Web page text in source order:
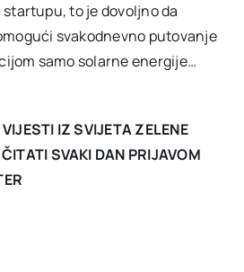
startupu, to je dovoljno da
svakodnevno putovanje
samo solarne energije…
IZ SVIJETA ZELENE
SVAKI DAN PRIJAVOM